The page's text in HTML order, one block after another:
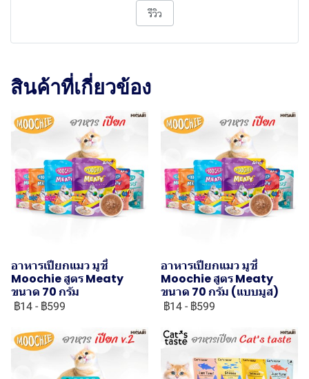
รีวิว
สินค้าที่เกี่ยวข้อง
อาหารเปียกแมว มูชี่
Moochie สูตร Meaty
ขนาด 70 กรัม
฿14 - ฿599
อาหารเปียกแมว มูชี่
Moochie สูตร Meaty
ขนาด 70 กรัม (แบบมูส)
฿14 - ฿599